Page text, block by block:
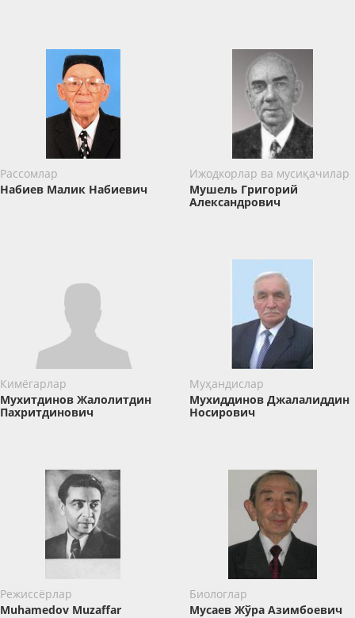
Рассомлар
Набиев Малик Набиевич
Ижодкорлар ва мусиқачилар
Мушель Григорий
Александрович
Кимёгарлар
Мухитдинов Жалолитдин
Пахритдинович
Муҳандислар
Мухиддинов Джалалиддин
Носирович
Режиссёрлар
Muhamedov Muzaffar
Биологлар
Мусаев Жўра Азимбоевич